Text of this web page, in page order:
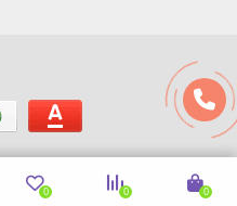
0
0
0